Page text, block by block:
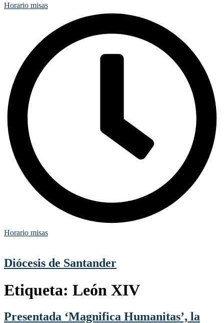
Horario misas
Horario misas
Diócesis de Santander
Etiqueta: León XIV
Presentada ‘Magnifica Humanitas’, la